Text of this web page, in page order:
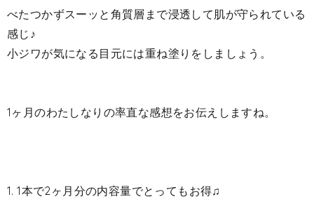
べたつかずスーッと角質層まで浸透して肌が守られている
感じ♪
小ジワが気になる目元には重ね塗りをしましょう。
1ヶ月のわたしなりの率直な感想をお伝えしますね。
1. 1本で2ヶ月分の内容量でとってもお得♫